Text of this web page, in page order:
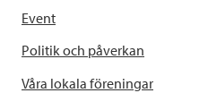
Event
Politik och påverkan
Våra lokala föreningar